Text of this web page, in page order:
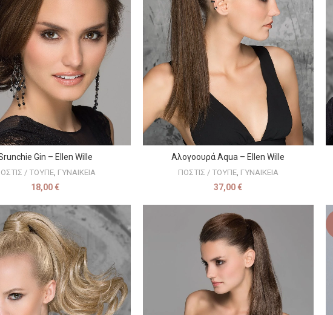
ΕΠΙΛΟΓΉ
Gin – Ellen Wille
/ ΤΟΥΠΕ, ΓΥΝΑΙΚΕΙΑ
18,00 €
ΕΠΙΛΟΓΉ
Αλογοουρά Aqua – Ellen Wille
ΠΟΣΤΙΣ / ΤΟΥΠΕ, ΓΥΝΑΙΚΕΙΑ
37,00 €